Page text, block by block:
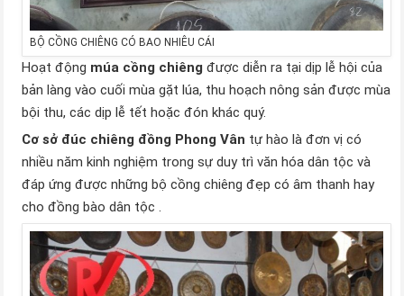
BỘ CỒNG CHIÊNG CÓ BAO NHIÊU CÁI
Hoạt động múa cồng chiêng được diễn ra tại dịp lễ hội của
bản làng vào cuối mùa gặt lúa, thu hoạch nông sản được mùa
bội thu, các dịp lễ tết hoặc đón khác quý.
Cơ sở đúc chiêng đồng Phong Vân tự hào là đơn vị có
nhiều năm kinh nghiệm trong sự duy trì văn hóa dân tộc và
đáp ứng được những bộ cồng chiêng đẹp có âm thanh hay
cho đồng bào dân tộc .